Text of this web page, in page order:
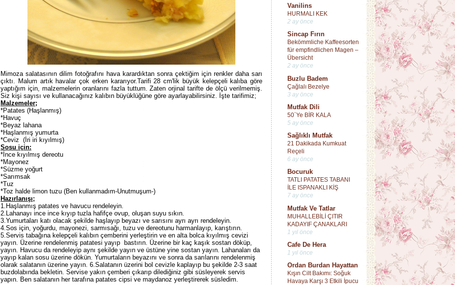
Vanilins
HURMALI KEK
2 ay önce
Sincap Fırın
Bekömmliche Kaffeesorten
für empfindlichen Magen –
Übersicht
2 ay önce
Buzlu Badem
Çağlalı Bezelye
3 ay önce
Mutfak Dili
50`Ye BİR KALA
5 ay önce
Sağlıklı Mutfak
21 Dakikada Kumkuat
Reçeli
6 ay önce
Bocuruk
TATLI PATATES TABANI
İLE ISPANAKLI KİŞ
7 ay önce
Mutfak Ve Tatlar
MUHALLEBİLİ ÇITIR
KADAYIF ÇANAKLARI
1 yıl önce
Cafe De Hera
1 yıl önce
Ordan Burdan Hayattan
Kışın Cilt Bakımı: Soğuk
Havaya Karşı 3 Etkili İpucu
Mimoza salatasının dilim fotoğrafını hava karardıktan sonra çektiğim için renkler daha sarı
çıktı. Malum artık havalar çok erken kararıyor.Tarifi 28 cm'lik büyük kelepçeli kalıba göre
yaptığım için, malzemelerin oranlarını fazla tuttum. Zaten orjinal tarifte de ölçü verilmemiş.
Siz kişi sayısı ve kullanacağınız kalıbın büyüklüğüne göre ayarlayabilirsiniz. İşte tarifimiz;
Malzemeler;
*Patates (Haşlanmış)
*Havuç
*Beyaz lahana
*Haşlanmış yumurta
*Ceviz (İri iri kıyılmış)
Sosu için:
*İnce kıyılmış dereotu
*Mayonez
*Süzme yoğurt
*Sarımsak
*Tuz
*Toz halde limon tuzu (Ben kullanmadım-Unutmuşum-)
Hazırlanışı;
1.Haşlanmış patates ve havucu rendeleyin.
2.Lahanayı ince ince kıyıp tuzla hafifçe ovup, oluşan suyu sıkın.
3.Yumurtaları katı olacak şekilde haşlayıp beyazı ve sarısını ayrı ayrı rendeleyin.
4.Sos için, yoğurdu, mayonezi, sarmısağı, tuzu ve dereotunu harmanlayıp, karıştırın.
5.Servis tabağına kelepçeli kalıbın çemberini yerleştirin ve en alta bolca kıyılmış cevizi
yayın. Üzerine rendelenmiş patatesi yayıp bastırın. Üzerine bir kaç kaşık sostan döküp,
yayın. Havucu da rendeleyip aynı şekilde yayın ve üstüne yine sostan yayın. Lahanaları da
yayıp kalan sosu üzerine dökün. Yumurtaların beyazını ve sonra da sarılarını rendelenmiş
olarak salatanın üzerine yayın. 6.Salatanın üzerini bol cevizle kaplayıp bu şekilde 2-3 saat
buzdolabındabekletin. Servise yakın çemberi çıkarıp dilediğiniz gibi süsleyerek servis
yapın. Ben salatanın her tarafına patates cipsi ve maydanoz yerleştirerek süsledim.